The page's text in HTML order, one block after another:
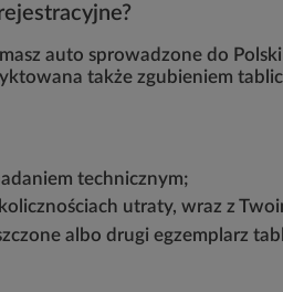
auto sprowadzone do
także zgubieniem
technicznym;
utraty, wraz z
albo drugi egzemplarz